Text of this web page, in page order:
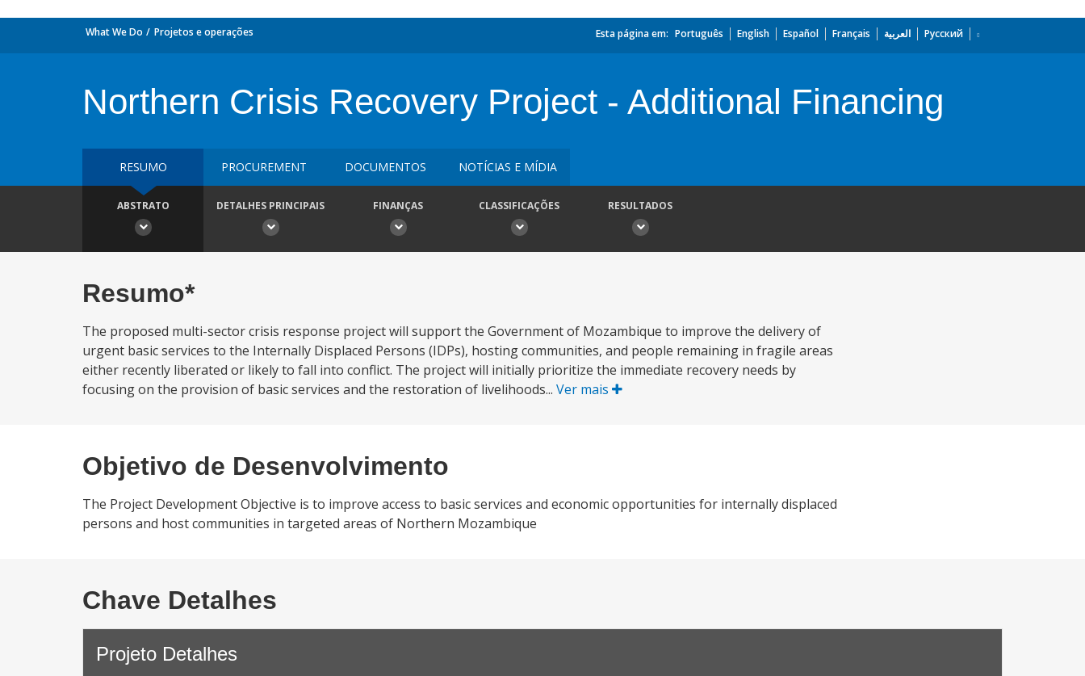
What We Do Projetos e operações Esta página em: Português English Español Français العربية Русский
Northern Crisis Recovery Project - Additional Financing
RESUMO PROCUREMENT DOCUMENTOS NOTÍCIAS E MÍDIA
ABSTRATO DETALHES PRINCIPAIS FINANÇAS CLASSIFICAÇÕES RESULTADOS
Resumo*
The proposed multi-sector crisis response project will support the Government of Mozambique to improve the delivery of
urgent basic services to the Internally Displaced Persons (IDPs), hosting communities, and people remaining in fragile areas
either recently liberated or likely to fall into conflict. The project will initially prioritize the immediate recovery needs by
focusing on the provision of basic services and the restoration of livelihoods... Ver mais
Objetivo de Desenvolvimento
The Project Development Objective is to improve access to basic services and economic opportunities for internally displaced
persons and host communities in targeted areas of Northern Mozambique
Chave Detalhes
Projeto Detalhes